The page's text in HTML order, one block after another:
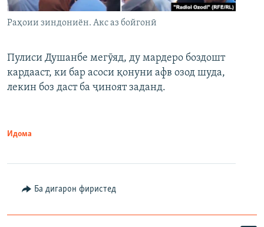
Раҳоии зиндониён. Акс аз бойгонӣ
Пулиси Душанбе мегӯяд, ду мардеро боздошт
кардааст, ки бар асоси қонуни афв озод шуда,
лекин боз даст ба ҷиноят заданд.
Идома
Ба дигарон фиристед